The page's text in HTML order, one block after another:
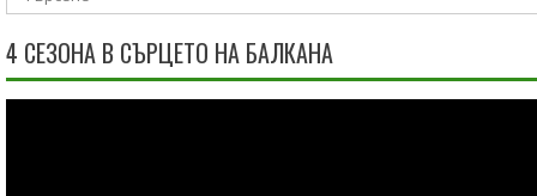
4 СЕЗОНА В СЪРЦЕТО НА БАЛКАНА